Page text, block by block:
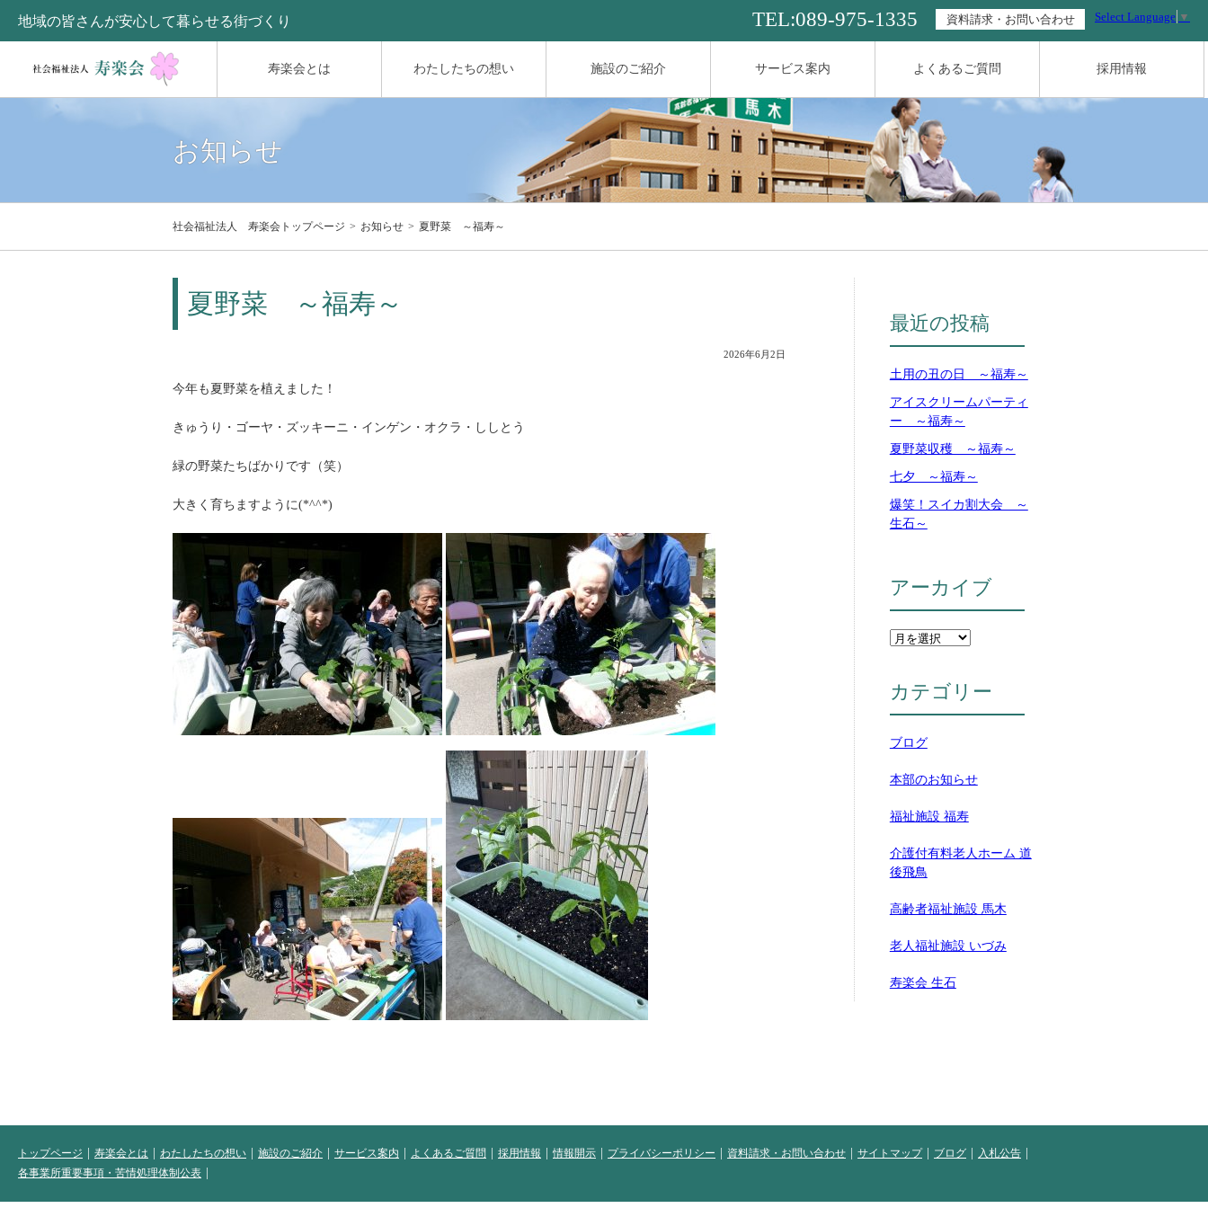
寿楽会とは わたしたちの想い 施設のご紹介 サービス案内 よくあるご質問 採用情報
地域の皆さんが安心して暮らせる街づくり TEL:089-975-1335 資料請求・お問い合わせ Select Language ▼
お知らせ
社会福祉法人 寿楽会トップページ お知らせ 夏野菜 ～福寿～
夏野菜 ～福寿～
2026年6月2日
今年も夏野菜を植えました！
きゅうり・ゴーヤ・ズッキーニ・インゲン・オクラ・ししとう
緑の野菜たちばかりです（笑）
大きく育ちますように(*^^*)
最近の投稿
土用の丑の日 ～福寿～
アイスクリームパーティ
ー ～福寿～
夏野菜収穫 ～福寿～
七夕 ～福寿～
爆笑！スイカ割大会 ～
生石～
アーカイブ
カテゴリー
ブログ
本部のお知らせ
福祉施設 福寿
介護付有料老人ホーム 道
後飛鳥
高齢者福祉施設 馬木
老人福祉施設 いづみ
寿楽会 生石
トップページ 寿楽会とは わたしたちの想い 施設のご紹介 サービス案内 よくあるご質問 採用情報 情報開示 プライバシーポリシー 資料請求・お問い合わせ サイトマップ ブログ
入札公告
各事業所重要事項・苦情処理体制公表